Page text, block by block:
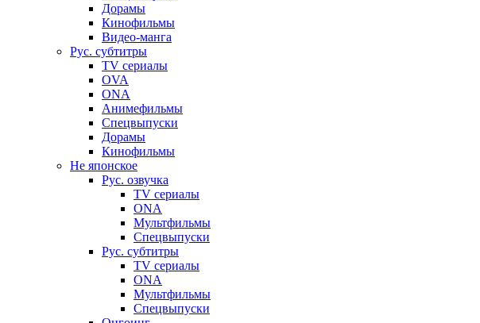
Дорамы
Кинофильмы
Видео-манга
Рус. субтитры
TV сериалы
OVA
ONA
Анимефильмы
Спецвыпуски
Дорамы
Кинофильмы
Не японское
Рус. озвучка
TV сериалы
ONA
Мультфильмы
Спецвыпуски
Рус. субтитры
TV сериалы
ONA
Мультфильмы
Спецвыпуски